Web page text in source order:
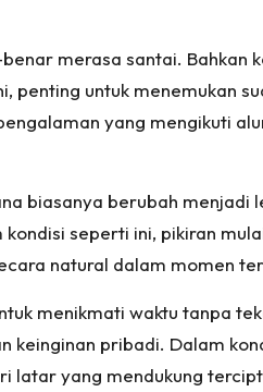
merasa santai. Bahkan
untuk menemukan
yang mengikuti
biasanya berubah
seperti ini, pikiran
natural dalam momen
menikmati waktu tanpa
pribadi. Dalam
latar yang mendukung